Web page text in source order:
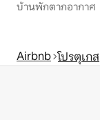
บ้านพักตากอากาศ
Airbnb โปรตุเกส